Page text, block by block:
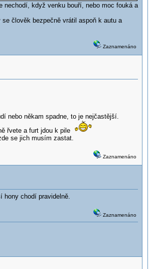
nechodí, když venku bouří, nebo moc fouká a
člověk bezpečně vrátil aspoň k autu a
Zaznamenáno
nebo někam spadne, to je nejčastější.
řvete a furt jdou k pile
se jich musím zastat.
Zaznamenáno
chodí pravidelně.
Zaznamenáno